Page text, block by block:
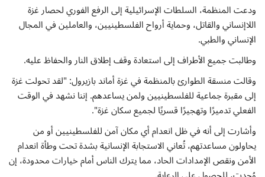
ودعت المنظمة، السلطات الإسرائيلية إلى الرفع الفوري لحصار غزة
اللاإنساني والقاتل، وحماية أرواح الفلسطينيين، والعاملين في المجال
الإنساني والطبي.
وطالبت جميع الأطراف إلى استعادة وقف إطلاق النار والحفاظ عليه.
وقالت منسقة الطوارئ بالمنظمة في غزة أماند بازيرول: "لقد تحولت غزة
إلى مقبرة جماعية للفلسطينيين ولمن يساعدهم. إننا نشهد في الوقت
الفعلي تدميرًا وتهجيرًا قسريًا لجميع سكان غزة".
وأشارت إلى أنه في ظل انعدام أي مكان آمن للفلسطينيين أو من
يحاولون مساعدتهم، تُعاني الاستجابة الإنسانية بشدة تحت وطأة انعدام
الأمن ونقص الإمدادات الحاد، مما يترك الناس أمام خيارات محدودة، إن